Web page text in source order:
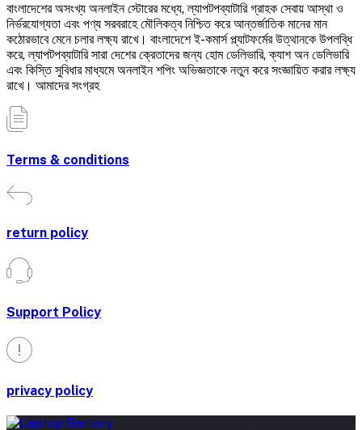
বাংলাদেশের অসংখ্য অনলাইন স্টোরের মধ্যে, ল্যাপটপব্যাটারি গ্রাহক সেবায় আস্থা ও
নির্ভরযোগ্যতা এবং পণ্য সরবরাহে মৌলিকত্ব নিশ্চিত করে আন্তর্জাতিক মানের মান
কঠোরভাবে মেনে চলার লক্ষ্য রাখে। বাংলাদেশে ই-কমার্স প্ল্যাটফর্মের উত্থানকে উপলব্ধি
করে, ল্যাপটপব্যাটারি সারা দেশের ক্রেতাদের জন্য হোম ডেলিভারি, ক্যাশ অন ডেলিভারি
এবং কিস্তি সুবিধার মাধ্যমে অনলাইন শপিং অভিজ্ঞতাকে নতুন করে সংজ্ঞায়িত করার লক্ষ্য
রাখে। আমাদের সংগ্রহ
Terms & conditions
return policy
Support Policy
privacy policy